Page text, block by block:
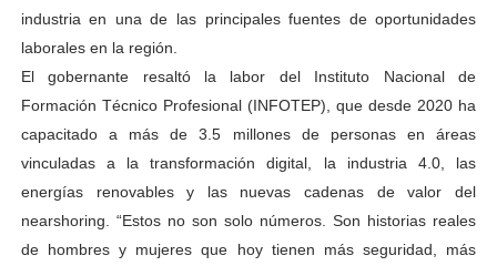
industria en una de las principales fuentes de oportunidades
laborales en la región.
El gobernante resaltó la labor del Instituto Nacional de
Formación Técnico Profesional (INFOTEP), que desde 2020 ha
capacitado a más de 3.5 millones de personas en áreas
vinculadas a la transformación digital, la industria 4.0, las
energías renovables y las nuevas cadenas de valor del
nearshoring. “Estos no son solo números. Son historias reales
de hombres y mujeres que hoy tienen más seguridad, más